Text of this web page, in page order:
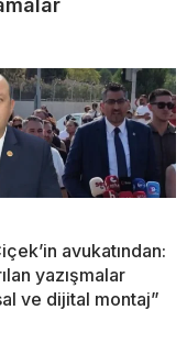
avukatından:
yazışmalar
ve dijital montaj”